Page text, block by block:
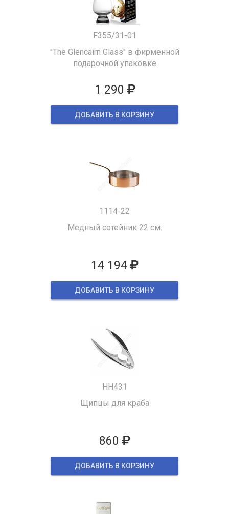
F355/31-01
"The Glencairn Glass" в фирменной
подарочной упаковке
1 290
ДОБАВИТЬ В КОРЗИНУ
1114-22
Медный сотейник 22 см.
14 194
ДОБАВИТЬ В КОРЗИНУ
HH431
Щипцы для краба
860
ДОБАВИТЬ В КОРЗИНУ